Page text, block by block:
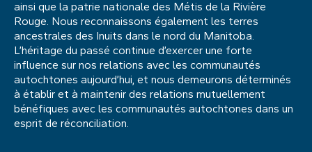
ainsi que la patrie nationale des Métis de la Rivière
Rouge. Nous reconnaissons également les terres
ancestrales des Inuits dans le nord du Manitoba.
L’héritage du passé continue d’exercer une forte
influence sur nos relations avec les communautés
autochtones aujourd’hui, et nous demeurons déterminés
à établir et à maintenir des relations mutuellement
bénéfiques avec les communautés autochtones dans un
esprit de réconciliation.